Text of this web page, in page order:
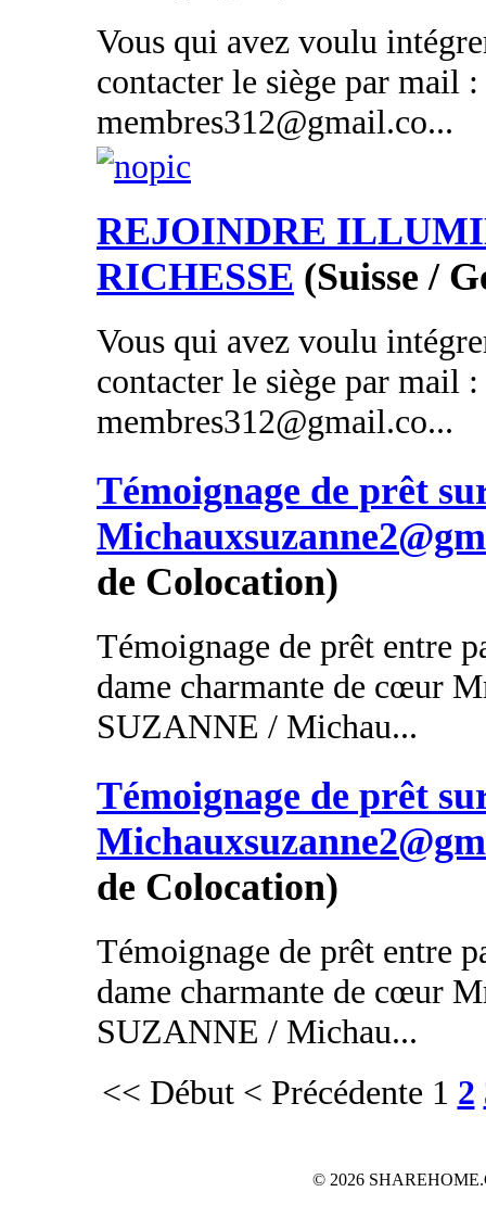
Vous qui avez voulu
contacter le siège par mail :
membres312@gmail.co...
REJOINDRE
RICHESSE (Suisse /
Vous qui avez voulu
contacter le siège par mail :
membres312@gmail.co...
Témoignage de prêt
de Colocation)
Témoignage de prêt entre
dame charmante de cœur
SUZANNE / Michau...
Témoignage de prêt
de Colocation)
Témoignage de prêt entre
dame charmante de cœur
SUZANNE / Michau...
<< Début < Précédente 1 2
© 2026